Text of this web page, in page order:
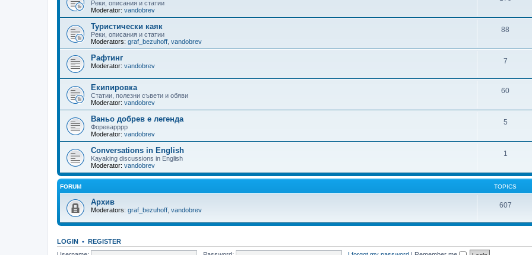
Реки, описания и статии
Moderator: vandobrev
Туристически каяк
Реки, описания и статии
Moderators: graf_bezuhoff vandobrev
88
Рафтинг
Moderator: vandobrev
7
Екипировка
Статии, полезни съвети и обяви
Moderator: vandobrev
60
Ваньо добрев е легенда
Фореварррр
Moderator: vandobrev
5
Conversations in English
Kayaking discussions in English
Moderator: vandobrev
1
FORUM TOPICS
Архив
Moderators: graf_bezuhoff vandobrev
607
LOGIN • REGISTER